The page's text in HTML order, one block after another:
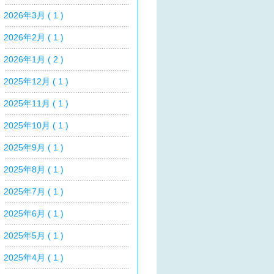
2026年3月 ( 1 )
2026年2月 ( 1 )
2026年1月 ( 2 )
2025年12月 ( 1 )
2025年11月 ( 1 )
2025年10月 ( 1 )
2025年9月 ( 1 )
2025年8月 ( 1 )
2025年7月 ( 1 )
2025年6月 ( 1 )
2025年5月 ( 1 )
2025年4月 ( 1 )